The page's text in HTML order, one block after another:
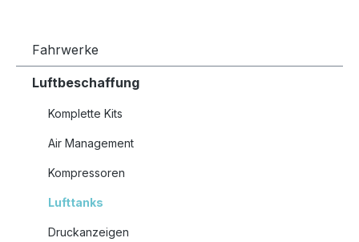
Fahrwerke
Luftbeschaffung
Komplette Kits
Air Management
Kompressoren
Lufttanks
Druckanzeigen